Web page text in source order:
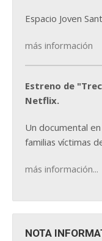
Espacio Joven
más información
Estreno de
Netflix.
Un documental
familias víctimas
más información...
NOTA